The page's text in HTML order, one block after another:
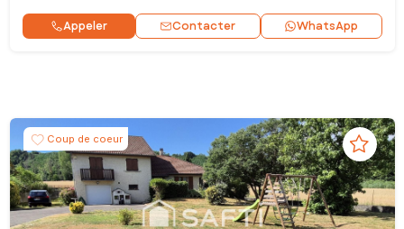
Appeler Contacter WhatsApp
Coup de coeur